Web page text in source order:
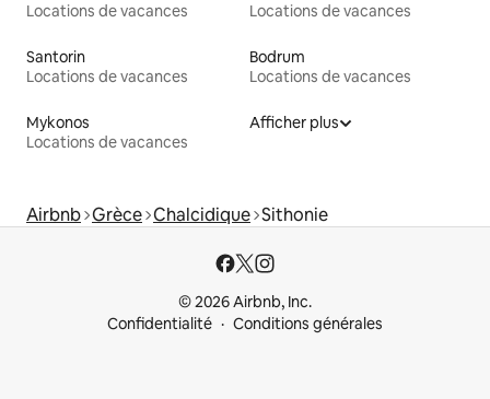
Locations de vacances
Locations de vacances
Santorin
Locations de vacances
Bodrum
Locations de vacances
Mykonos
Locations de vacances
Afficher plus
Airbnb Grèce Chalcidique Sithonie
© 2026 Airbnb, Inc.
Confidentialité
Conditions générales